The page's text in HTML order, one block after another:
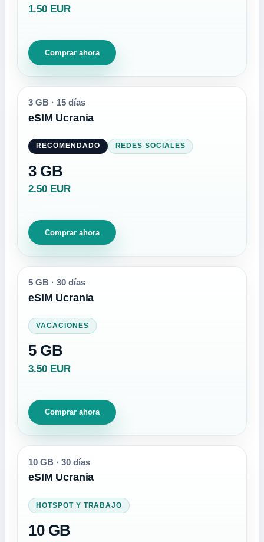
1.50 EUR
Comprar ahora
3 GB · 15 días
eSIM Ucrania
RECOMENDADO REDES SOCIALES
3 GB
2.50 EUR
Comprar ahora
5 GB · 30 días
eSIM Ucrania
VACACIONES
5 GB
3.50 EUR
Comprar ahora
10 GB · 30 días
eSIM Ucrania
HOTSPOT Y TRABAJO
10 GB